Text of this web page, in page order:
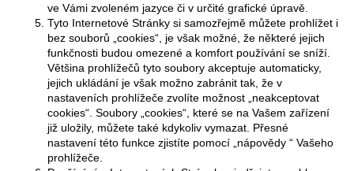
ve Vámi zvoleném jazyce či v určité grafické úpravě.
Tyto Internetové Stránky si samozřejmě můžete prohlížet i
bez souborů „cookies“, je však možné, že některé jejich
funkčnosti budou omezené a komfort používání se sníží.
Většina prohlížečů tyto soubory akceptuje automaticky,
jejich ukládání je však možno zabránit tak, že v
nastaveních prohlížeče zvolíte možnost „neakceptovat
cookies“. Soubory „cookies“, které se na Vašem zařízení
již uložily, můžete také kdykoliv vymazat. Přesné
nastavení této funkce zjistíte pomocí „nápovědy “ Vašeho
prohlížeče.